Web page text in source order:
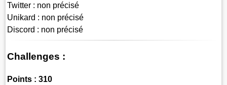
Twitter : non précisé
Unikard : non précisé
Discord : non précisé
Challenges :
Points : 310